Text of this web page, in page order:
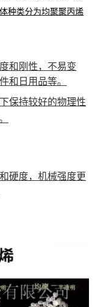
种类分为均聚聚丙烯
和刚性，不易变
和日用品等。
保持较好的物理性
硬度，机械强度更